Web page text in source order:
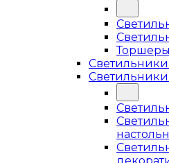
Торшеры